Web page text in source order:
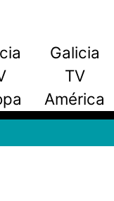
Galicia
TV
América